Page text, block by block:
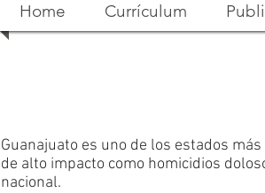
Home Currículum
Guanajuato es uno de los estados
de alto impacto como homicidios
nacional.